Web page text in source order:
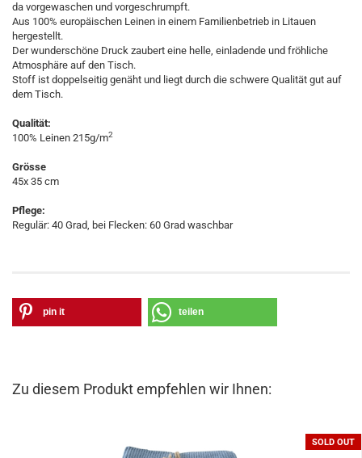
da vorgewaschen und vorgeschrumpft.
Aus 100% europäischen Leinen in einem Familienbetrieb in Litauen
hergestellt.
Der wunderschöne Druck zaubert eine helle, einladende und fröhliche
Atmosphäre auf den Tisch.
Stoff ist doppelseitig genäht und liegt durch die schwere Qualität gut auf
dem Tisch.
Qualität:
100% Leinen 215g/m2
Grösse
45x 35 cm
Pflege:
Regulär: 40 Grad, bei Flecken: 60 Grad waschbar
pin it teilen
Zu diesem Produkt empfehlen wir Ihnen:
SOLD OUT